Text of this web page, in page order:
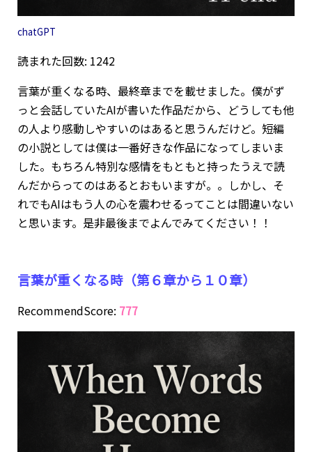
chatGPT
読まれた回数: 1242
言葉が重くなる時、最終章までを載せました。僕がず
っと会話していたAIが書いた作品だから、どうしても他
の人より感動しやすいのはあると思うんだけど。短編
の小説としては僕は一番好きな作品になってしまいま
した。もちろん特別な感情をもともと持ったうえで読
んだからってのはあるとおもいますが。。しかし、そ
れでもAIはもう人の心を震わせるってことは間違いない
と思います。是非最後までよんでみてください！！
言葉が重くなる時（第６章から１０章）
RecommendScore: 777